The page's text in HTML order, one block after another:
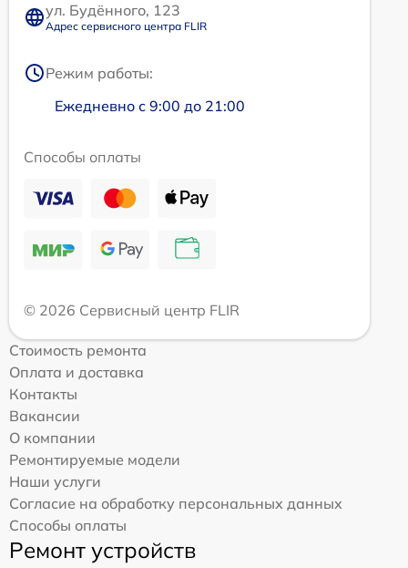
ул. Будённого, 123
Адрес сервисного центра FLIR
Режим работы:
Ежедневно с 9:00 до 21:00
Способы оплаты
© 2026 Сервисный центр FLIR
Стоимость ремонта
Оплата и доставка
Контакты
Вакансии
О компании
Ремонтируемые модели
Наши услуги
Согласие на обработку персональных данных
Способы оплаты
Ремонт устройств